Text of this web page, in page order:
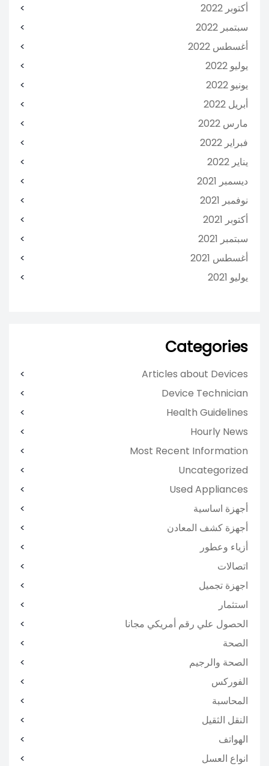
أكتوبر 2022
سبتمبر 2022
أغسطس 2022
يوليو 2022
يونيو 2022
أبريل 2022
مارس 2022
فبراير 2022
يناير 2022
ديسمبر 2021
نوفمبر 2021
أكتوبر 2021
سبتمبر 2021
أغسطس 2021
يوليو 2021
Categories
Articles about Devices
Device Technician
Health Guidelines
Hourly News
Most Recent Information
Uncategorized
Used Appliances
أجهزة اساسية
أجهزة كشف المعادن
أزياء وعطور
اتصالات
اجهزة تجميل
استثمار
الحصول علي رقم أمريكي مجانا
الصحة
الصحة والرجيم
الفوركس
المحاسبة
النقل الثقيل
الهواتف
انواع العسل